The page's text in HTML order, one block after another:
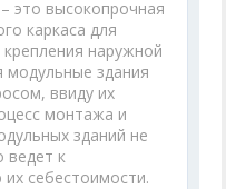
это высокопрочная
каркаса для
крепления наружной
здания
ввиду их
монтажа и
зданий не
ведет к
себестоимости.